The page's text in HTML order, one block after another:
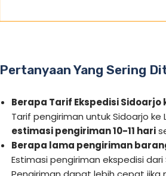
Pertanyaan Yang Sering
Berapa Tarif Ekspedisi Sidoarjo
Tarif pengiriman untuk Sidoarjo ke
estimasi pengiriman 10-11 hari
Berapa lama pengiriman
Estimasi pengiriman ekspedisi dari